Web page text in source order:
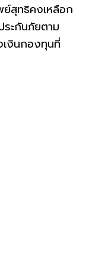
สุทธิคงเหลือก
ระกันภัยตาม
งินกองทุนที่